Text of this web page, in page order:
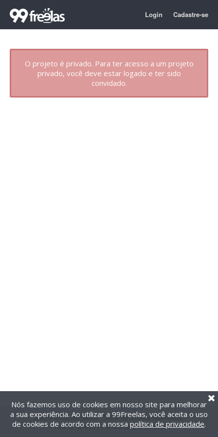
Login Cadastre-se
O projeto é privado. Para ter acesso a um projeto
privado, você deve estar logado e ter sido
convidado.
@2014-2026 99Freelas. Todos os direitos reservados.
Termos de uso| Política de privacidade
Nós fazemos uso de cookies em nosso site para melhorar
a sua experiência. Ao utilizar a 99Freelas, você aceita o uso
de cookies de acordo com a nossa política de privacidade.